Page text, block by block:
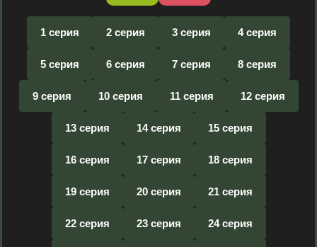
1 серия 2 серия 3 серия 4 серия
5 серия 6 серия 7 серия 8 серия
9 серия 10 серия 11 серия 12 серия
13 серия 14 серия 15 серия
16 серия 17 серия 18 серия
19 серия 20 серия 21 серия
22 серия 23 серия 24 серия